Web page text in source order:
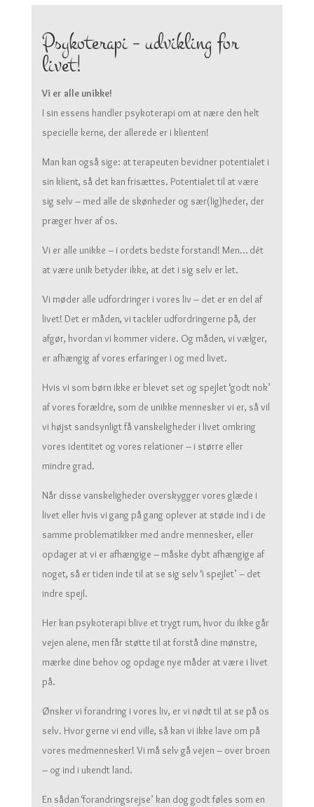
Psykoterapi – udvikling for
livet!
Vi er alle unikke!
I sin essens handler psykoterapi om at nære den helt
specielle kerne, der allerede er i klienten!
Man kan også sige: at terapeuten bevidner potentialet i
sin klient, så det kan frisættes. Potentialet til at være
sig selv – med alle de skønheder og sær(lig)heder, der
præger hver af os.
Vi er alle unikke – i ordets bedste forstand! Men… dét
at være unik betyder ikke, at det i sig selv er let.
Vi møder alle udfordringer i vores liv – det er en del af
livet! Det er måden, vi tackler udfordringerne på, der
afgør, hvordan vi kommer videre. Og måden, vi vælger,
er afhængig af vores erfaringer i og med livet.
Hvis vi som børn ikke er blevet set og spejlet ‘godt nok’
af vores forældre, som de unikke mennesker vi er, så vil
vi højst sandsynligt få vanskeligheder i livet omkring
vores identitet og vores relationer – i større eller
mindre grad.
Når disse vanskeligheder overskygger vores glæde i
livet eller hvis vi gang på gang oplever at støde ind i de
samme problematikker med andre mennesker, eller
opdager at vi er afhængige – måske dybt afhængige af
noget, så er tiden inde til at se sig selv ‘i spejlet’ – det
indre spejl.
Her kan psykoterapi blive et trygt rum, hvor du ikke går
vejen alene, men får støtte til at forstå dine mønstre,
mærke dine behov og opdage nye måder at være i livet
på.
Ønsker vi forandring i vores liv, er vi nødt til at se på os
selv. Hvor gerne vi end ville, så kan vi ikke lave om på
vores medmennesker! Vi må selv gå vejen – over broen
– og ind i ukendt land.
En sådan ‘forandringsrejse’ kan dog godt føles som en